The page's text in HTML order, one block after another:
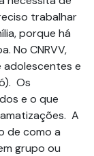
trabalhar
porque há
No CNRVV,
adolescentes e
Os
e o que
A
de como a
grupo ou